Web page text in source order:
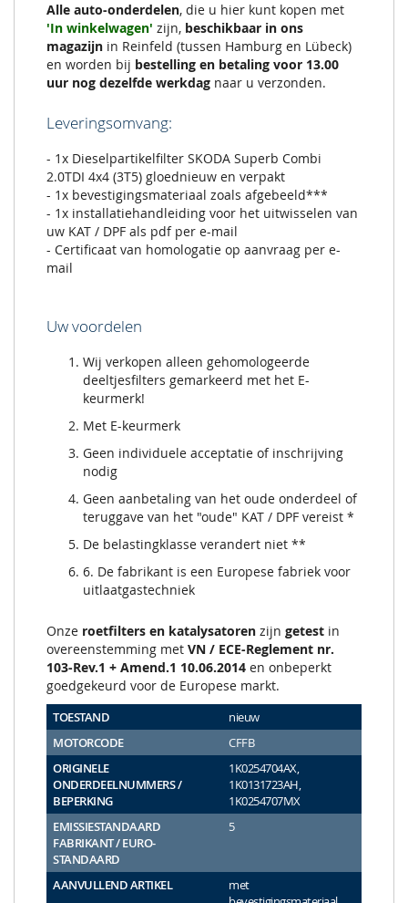
Alle auto-onderdelen, die u hier kunt kopen met
'In winkelwagen' zijn, beschikbaar in ons
magazijn in Reinfeld (tussen Hamburg en Lübeck)
en worden bij bestelling en betaling voor 13.00
uur nog dezelfde werkdag naar u verzonden.
Leveringsomvang:
- 1x Dieselpartikelfilter SKODA Superb Combi
2.0TDI 4x4 (3T5) gloednieuw en verpakt
- 1x bevestigingsmateriaal zoals afgebeeld***
- 1x installatiehandleiding voor het uitwisselen van
uw KAT / DPF als pdf per e-mail
- Certificaat van homologatie op aanvraag per e-
mail
Uw voordelen
Wij verkopen alleen gehomologeerde
deeltjesfilters gemarkeerd met het E-
keurmerk!
Met E-keurmerk
Geen individuele acceptatie of inschrijving
nodig
Geen aanbetaling van het oude onderdeel of
teruggave van het "oude" KAT / DPF vereist *
De belastingklasse verandert niet **
6. De fabrikant is een Europese fabriek voor
uitlaatgastechniek
Onze roetfilters en katalysatoren zijn getest in
overeenstemming met VN / ECE-Reglement nr.
103-Rev.1 + Amend.1 10.06.2014 en onbeperkt
goedgekeurd voor de Europese markt.
TOESTAND
nieuw
MOTORCODE
CFFB
ORIGINELE
ONDERDEELNUMMERS /
BEPERKING
1K0254704AX,
1K0131723AH,
1K0254707MX
EMISSIESTANDAARD
FABRIKANT / EURO-
STANDAARD
5
AANVULLEND ARTIKEL
met